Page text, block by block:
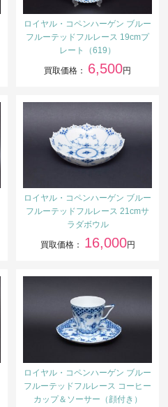
ロイヤル・コペンハーゲン ブルー
フルーテッドフルレース 19cmプ
レート（619）
買取価格： 6,500円
ロイヤル・コペンハーゲン ブルー
フルーテッドフルレース 21cmサ
ラダボウル
買取価格： 16,000円
ロイヤル・コペンハーゲン ブルー
フルーテッドフルレース コーヒー
カップ＆ソーサー（顔付き）